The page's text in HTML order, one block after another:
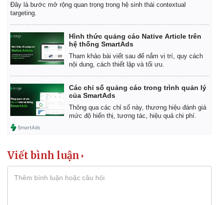
Đây là bước mở rộng quan trọng trong hệ sinh thái contextual
targeting.
Hình thức quảng cáo Native Article trên
hệ thống SmartAds
Tham khảo bài viết sau để nắm vị trí, quy cách
nội dung, cách thiết lập và tối ưu.
Các chỉ số quảng cáo trong trình quản lý
của SmartAds
Thông qua các chỉ số này, thương hiệu đánh giá
mức độ hiển thị, tương tác, hiệu quả chi phí.
Viết bình luận